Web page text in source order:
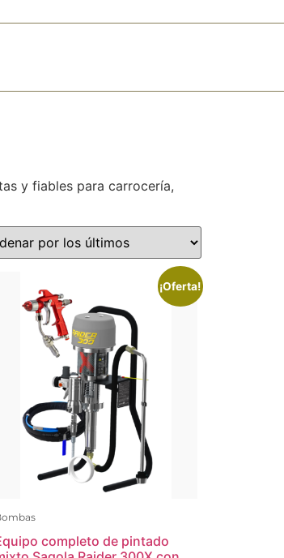
y fiables para carrocería,
¡Oferta!
completo de pintado